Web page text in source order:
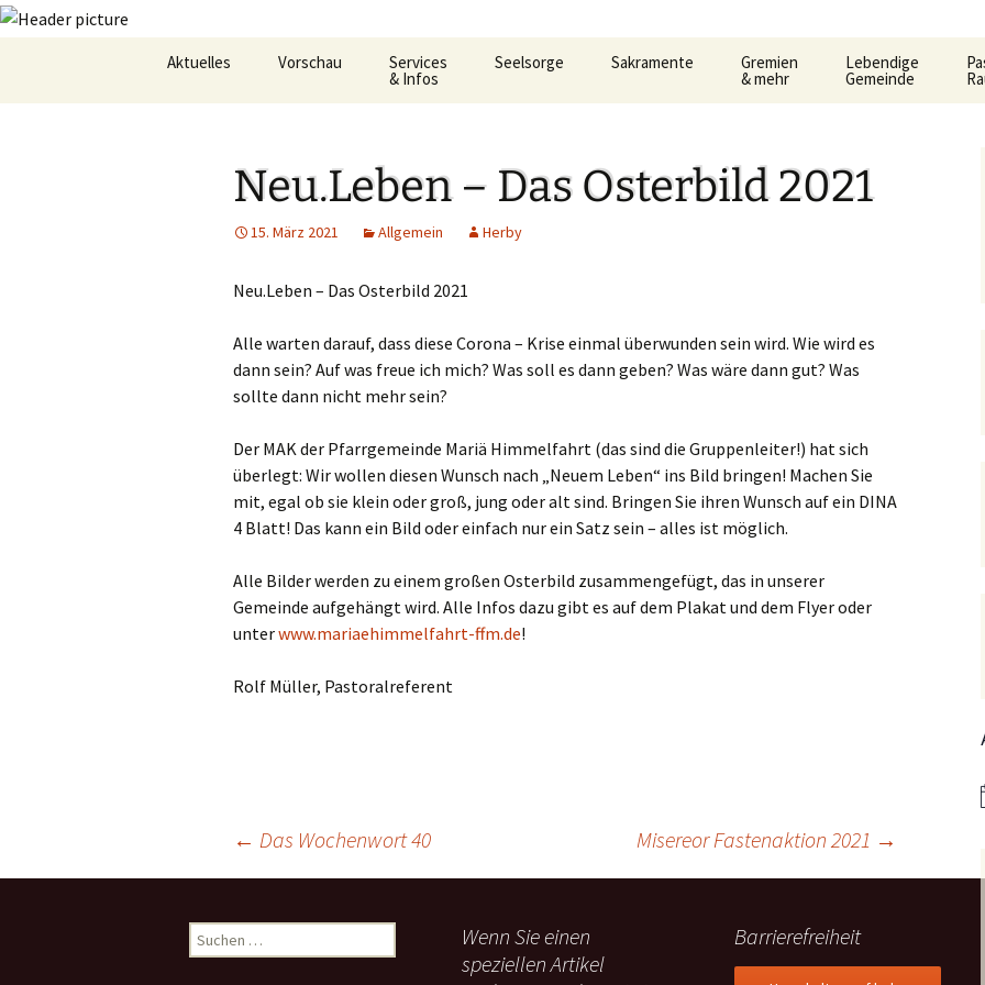
Zum
springen
Aktuelles Vorschau
Zukunftswerkstatt –
Startseite
Services
& Infos
Gemeindeheft
St.Hildegard
Flüchtlingshilfe
Gottesdienstplan
Hygienekonzept
für das Josefshaus
L&K Pläne
Lesung & Evangelium
Links Hedwigsforum (ext. Link)
Link)
Dompfarrei St.
Oekum. Kirchentag 2021
Terminplan
Unsere Kirchen und Kirche Mariä Himmelfahrt
Seelsorge
Prävention im Bistum
Limburg
Seelsorglicher Notruf
Sakramente
und Formular
Erstkommunion-Intern
Bußsakrament
Weihe
Trauung
Gremien
& mehr
Verwaltungsrat
Flüchtlingshilfe
Hygienekonzept
für das Josefshaus
Hilfenetz Nied-Griesheim
Arbeitnehmerkirche
Spielkreise /
Lebendige
Gemeinde
Frauengemeinschaft
Kirchenmusik
Lektoren &
Kommunionhelfer
Neu.Leben – Das Osterbild 2021
15. März 2021 Allgemein Herby
Neu.Leben – Das Osterbild 2021
Alle warten darauf, dass diese Corona – Krise einmal überwunden sein wird. Wie wird es
dann sein? Auf was freue ich mich? Was soll es dann geben? Was wäre dann gut? Was
sollte dann nicht mehr sein?
Der MAK der Pfarrgemeinde Mariä Himmelfahrt (das sind die Gruppenleiter!) hat sich
überlegt: Wir wollen diesen Wunsch nach „Neuem Leben“ ins Bild bringen! Machen Sie
mit, egal ob sie klein oder groß, jung oder alt sind. Bringen Sie ihren Wunsch auf ein DINA
4 Blatt! Das kann ein Bild oder einfach nur ein Satz sein – alles ist möglich.
Alle Bilder werden zu einem großen Osterbild zusammengefügt, das in unserer
Gemeinde aufgehängt wird. Alle Infos dazu gibt es auf dem Plakat und dem Flyer oder
unterwww.mariaehimmelfahrt-ffm.de!
Rolf Müller, Pastoralreferent
Beitragsnavigation
← Das Wochenwort 40 Misereor Fastenaktion 2021 →
u
Wenn Sie einen
speziellen Artikel
Barrierefreiheit